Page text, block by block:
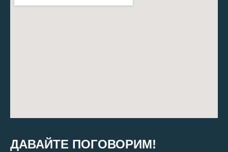
ДАВАЙТЕ ПОГОВОРИМ!